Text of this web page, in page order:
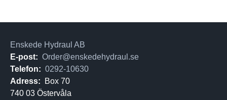
Enskede Hydraul AB
E-post: Order@enskedehydraul.se
Telefon: 0292-10630
Adress:
Box 70
740 03 Östervåla